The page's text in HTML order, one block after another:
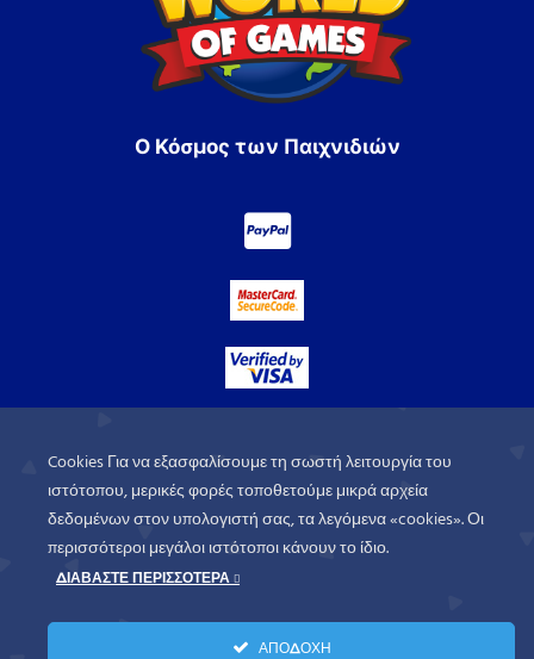
Ο Κόσμος των Παιχνιδιών
© 2026. All rights
Cookies Για να εξασφαλίσουμε τη σωστή λειτουργία του
ιστότοπου, μερικές φορές τοποθετούμε μικρά αρχεία
δεδομένων στον υπολογιστή σας, τα λεγόμενα «cookies». Οι
περισσότεροι μεγάλοι ιστότοποι κάνουν το ίδιο.
ΔΙΑΒΑΣΤΕ ΠΕΡΙΣΣΟΤΕΡΑ
ΑΠΟΔΟΧΗ